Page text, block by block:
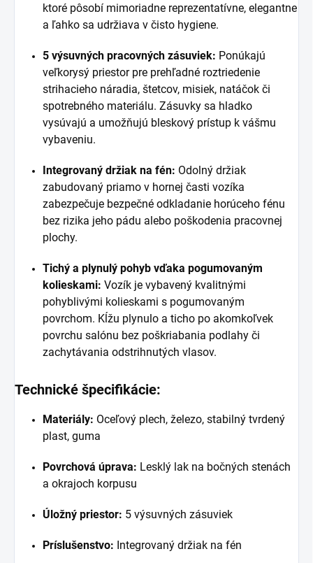
ktoré pôsobí mimoriadne reprezentatívne, elegantne
a ľahko sa udržiava v čisto hygiene.
5 výsuvných pracovných zásuviek: Ponúkajú
veľkorysý priestor pre prehľadné roztriedenie
strihacieho náradia, štetcov, misiek, natáčok či
spotrebného materiálu. Zásuvky sa hladko
vysúvajú a umožňujú bleskový prístup k vášmu
vybaveniu.
Integrovaný držiak na fén: Odolný držiak
zabudovaný priamo v hornej časti vozíka
zabezpečuje bezpečné odkladanie horúceho fénu
bez rizika jeho pádu alebo poškodenia pracovnej
plochy.
Tichý a plynulý pohyb vďaka pogumovaným
kolieskami: Vozík je vybavený kvalitnými
pohyblivými kolieskami s pogumovaným
povrchom. Kĺžu plynulo a ticho po akomkoľvek
povrchu salónu bez poškriabania podlahy či
zachytávania odstrihnutých vlasov.
Technické špecifikácie:
Materiály: Oceľový plech, železo, stabilný tvrdený
plast, guma
Povrchová úprava: Lesklý lak na bočných stenách
a okrajoch korpusu
Úložný priestor: 5 výsuvných zásuviek
Príslušenstvo: Integrovaný držiak na fén